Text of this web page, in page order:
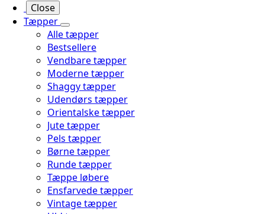
Close
Tæpper
Alle tæpper
Bestsellere
Vendbare tæpper
Moderne tæpper
Shaggy tæpper
Udendørs tæpper
Orientalske tæpper
Jute tæpper
Pels tæpper
Børne tæpper
Runde tæpper
Tæppe løbere
Ensfarvede tæpper
Vintage tæpper